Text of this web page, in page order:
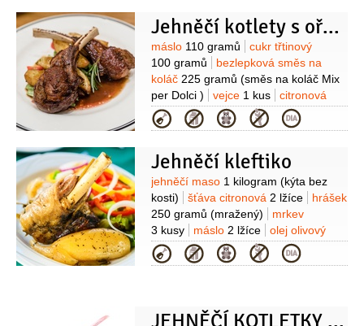
Jehněčí kotlety s ořechovou krustou
Suroviny
máslo 110 gramů
cukr třtinový
100 gramů
bezlepková směs na
koláč 225 gramů (směs na koláč Mix
per Dolci )
vejce 1 kus
citronová
kůra
(z půlky citronu)
med
2 lžíce
sójová omáčka
(kotlety s kostí)
sůl
Kategorie
Jehněčí kleftiko
Suroviny
jehněčí maso 1 kilogram (kýta bez
kosti)
šťáva citronová 2 lžíce
hrášek
250 gramů (mražený)
mrkev
3 kusy
máslo 2 lžíce
olej olivový
80 mililitrů
česnek
2 stroužky
brambory3 kusy
Kategorie
JEHNĚČÍ KOTLETKY S MÁTOVÝM CHIMICHURRI